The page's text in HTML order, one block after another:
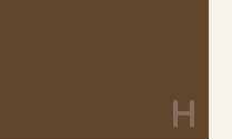
H